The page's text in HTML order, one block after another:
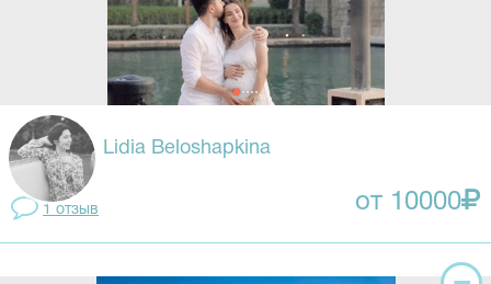
Lidia Beloshapkina
1 отзыв от 10000